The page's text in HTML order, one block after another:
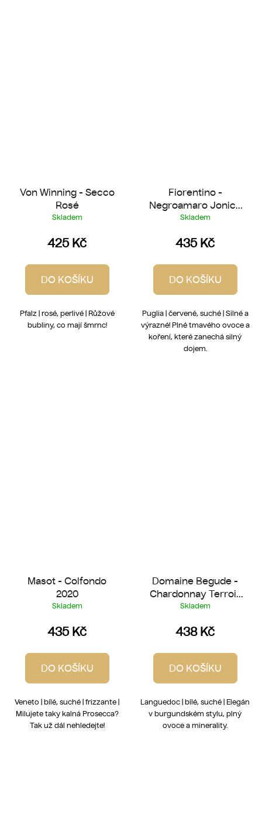
Von Winning - Secco
Rosé
Skladem
425 Kč
DO KOŠÍKU
Pfalz | rosé, perlivé | Růžové
bubliny, co mají šmrnc!
Fiorentino -
Negroamaro Jonico
2022
Skladem
435 Kč
DO KOŠÍKU
Puglia | červené, suché | Silné a
výrazné! Plné tmavého ovoce a
koření, které zanechá silný
dojem.
Masot - Colfondo
2020
Skladem
435 Kč
DO KOŠÍKU
Veneto | bílé, suché | frizzante |
Milujete taky kalná Prosecca?
Tak už dál nehledejte!
Domaine Begude -
Chardonnay Terroir
11300 2025
Skladem
438 Kč
DO KOŠÍKU
Languedoc | bílé, suché | Elegán
v burgundském stylu, plný
ovoce a minerality.